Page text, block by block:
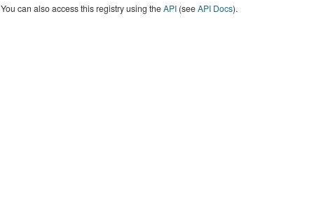
You can also access this registry using theAPI(seeAPI Docs).